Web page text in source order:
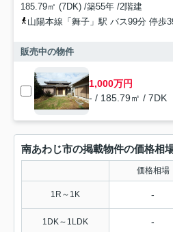
185.79㎡ (7DK) /築55年 /2階建
山陽本線「舞子」駅 バス99分 停歩
販売中の物件
1,000万円
- / 185.79㎡ / 7DK
南あわじ市の掲載物件の価格相
価格相場
1R～1K -
1DK～1LDK -